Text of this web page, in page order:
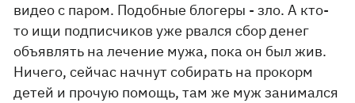
видео с паром. Подобные блогеры - зло. А кто-
то ищи подписчиков уже рвался сбор денег
объявлять на лечение мужа, пока он был жив.
Ничего, сейчас начнут собирать на прокорм
детей и прочую помощь, там же муж занимался